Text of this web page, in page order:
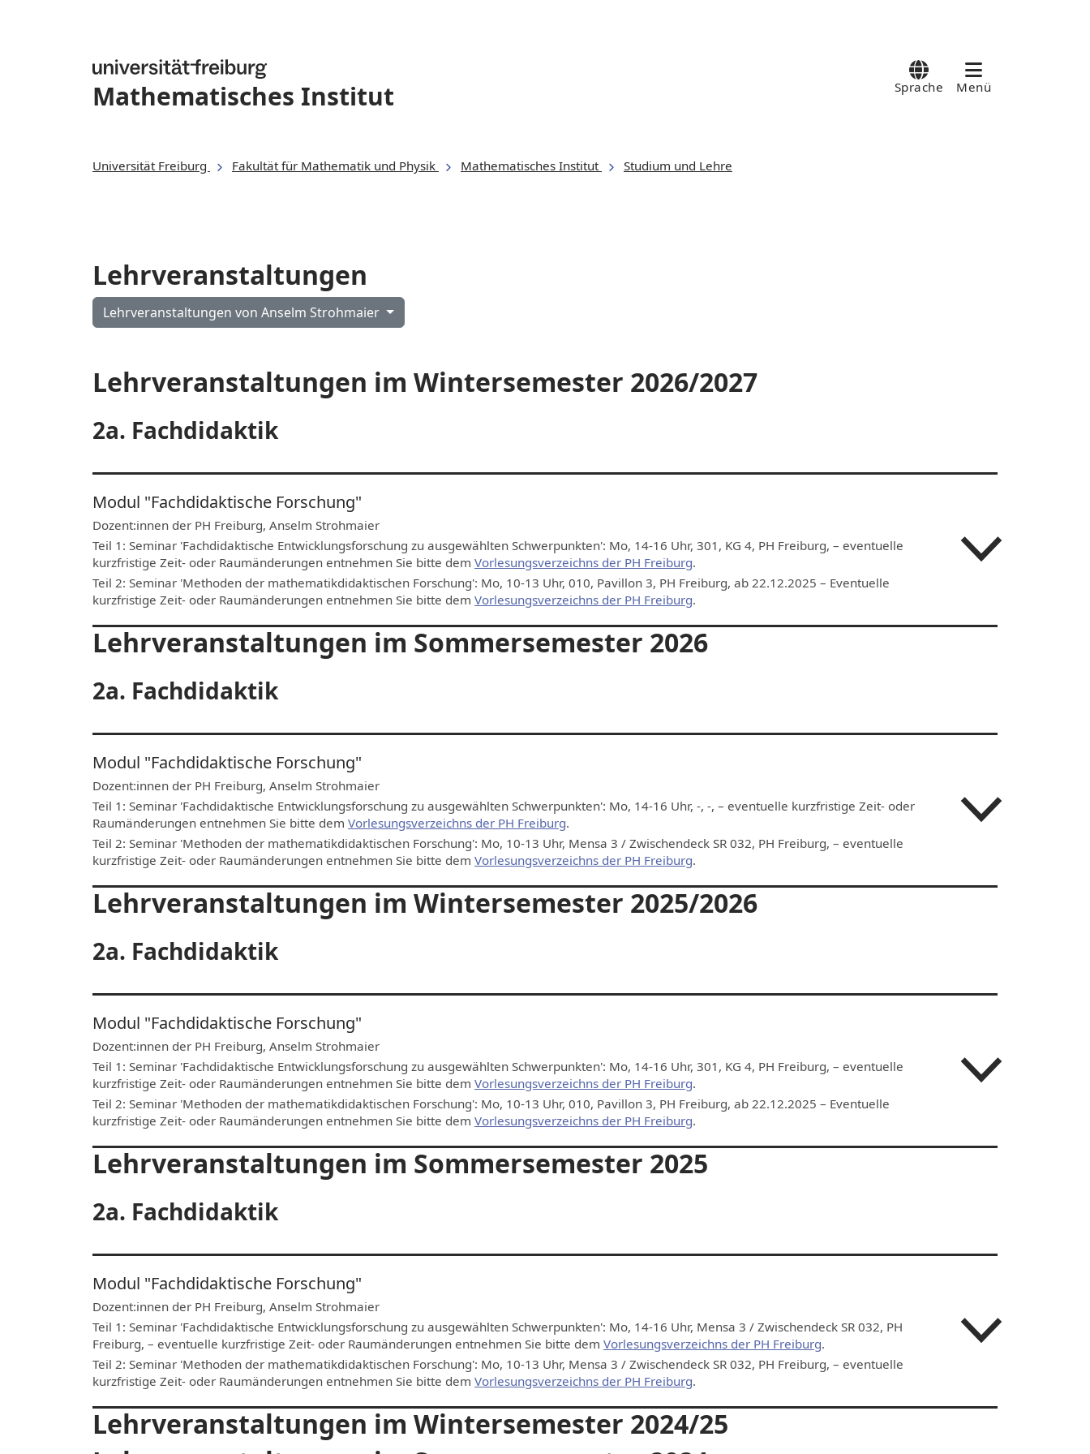
Mathematisches Institut Sprache Menü
Universität Freiburg Fakultät für Mathematik und Physik Mathematisches Institut Studium und Lehre
Lehrveranstaltungen
Lehrveranstaltungen von Anselm Strohmaier
Lehrveranstaltungen im Wintersemester 2026/2027
2a. Fachdidaktik
Modul "Fachdidaktische Forschung"
Dozent:innen der PH Freiburg, Anselm Strohmaier
Teil 1: Seminar 'Fachdidaktische Entwicklungsforschung zu ausgewählten Schwerpunkten': Mo, 14-16 Uhr, 301, KG 4, PH Freiburg, – eventuelle
kurzfristige Zeit- oder Raumänderungen entnehmen Sie bitte dem Vorlesungsverzeichns der PH Freiburg.
Teil 2: Seminar 'Methoden der mathematikdidaktischen Forschung': Mo, 10-13 Uhr, 010, Pavillon 3, PH Freiburg, ab 22.12.2025 – Eventuelle
kurzfristige Zeit- oder Raumänderungen entnehmen Sie bitte dem Vorlesungsverzeichns der PH Freiburg.
Lehrveranstaltungen im Sommersemester 2026
2a. Fachdidaktik
Modul "Fachdidaktische Forschung"
Dozent:innen der PH Freiburg, Anselm Strohmaier
Teil 1: Seminar 'Fachdidaktische Entwicklungsforschung zu ausgewählten Schwerpunkten': Mo, 14-16 Uhr, -, -, – eventuelle kurzfristige Zeit- oder
Raumänderungen entnehmen Sie bitte dem Vorlesungsverzeichns der PH Freiburg.
Teil 2: Seminar 'Methoden der mathematikdidaktischen Forschung': Mo, 10-13 Uhr, Mensa 3 / Zwischendeck SR 032, PH Freiburg, – eventuelle
kurzfristige Zeit- oder Raumänderungen entnehmen Sie bitte dem Vorlesungsverzeichns der PH Freiburg.
Lehrveranstaltungen im Wintersemester 2025/2026
2a. Fachdidaktik
Modul "Fachdidaktische Forschung"
Dozent:innen der PH Freiburg, Anselm Strohmaier
Teil 1: Seminar 'Fachdidaktische Entwicklungsforschung zu ausgewählten Schwerpunkten': Mo, 14-16 Uhr, 301, KG 4, PH Freiburg, – eventuelle
kurzfristige Zeit- oder Raumänderungen entnehmen Sie bitte dem Vorlesungsverzeichns der PH Freiburg.
Teil 2: Seminar 'Methoden der mathematikdidaktischen Forschung': Mo, 10-13 Uhr, 010, Pavillon 3, PH Freiburg, ab 22.12.2025 – Eventuelle
kurzfristige Zeit- oder Raumänderungen entnehmen Sie bitte dem Vorlesungsverzeichns der PH Freiburg.
Lehrveranstaltungen im Sommersemester 2025
2a. Fachdidaktik
Modul "Fachdidaktische Forschung"
Dozent:innen der PH Freiburg, Anselm Strohmaier
Teil 1: Seminar 'Fachdidaktische Entwicklungsforschung zu ausgewählten Schwerpunkten': Mo, 14-16 Uhr, Mensa 3 / Zwischendeck SR 032, PH
Freiburg, – eventuelle kurzfristige Zeit- oder Raumänderungen entnehmen Sie bitte dem Vorlesungsverzeichns der PH Freiburg.
Teil 2: Seminar 'Methoden der mathematikdidaktischen Forschung': Mo, 10-13 Uhr, Mensa 3 / Zwischendeck SR 032, PH Freiburg, – eventuelle
kurzfristige Zeit- oder Raumänderungen entnehmen Sie bitte dem Vorlesungsverzeichns der PH Freiburg.
Lehrveranstaltungen im Wintersemester 2024/25